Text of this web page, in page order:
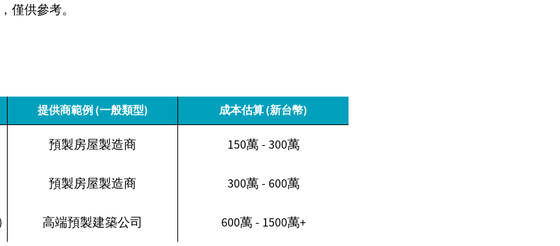
僅供參考。
提供商範例 (一般類型) 成本估算 (新台幣)
預製房屋製造商 150萬 - 300萬
預製房屋製造商 300萬 - 600萬
高端預製建築公司 600萬 - 1500萬+